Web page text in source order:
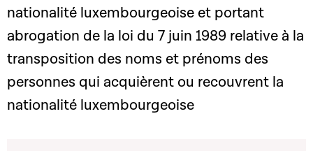
nationalité luxembourgeoise et portant
abrogation de la loi du 7 juin 1989 relative à la
transposition des noms et prénoms des
personnes qui acquièrent ou recouvrent la
nationalité luxembourgeoise